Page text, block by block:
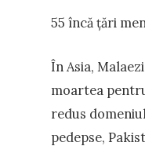
55 încă țări
În Asia,
moartea
redus
pedepse,